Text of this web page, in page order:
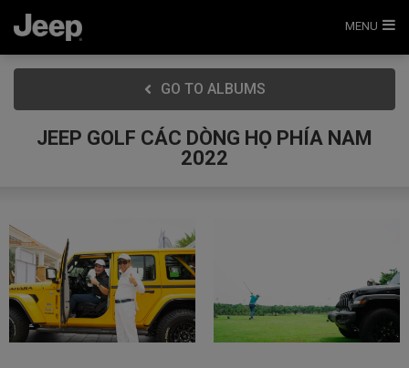
MENU
GO TO ALBUMS
JEEP GOLF CÁC DÒNG HỌ PHÍA NAM
2022